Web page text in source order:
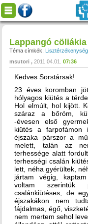
Lappangó cöliákia
Téma címkék: Lisztérzékenység
msutori
2011.04.01. 07:36
Kedves Sorstársak!
23 éves koromban
hólyagos kiütés a
Hol elmúlt, hol kijött.
száraz a bőröm,
-évesen első
kiütés a farpofámon
éjszaka párszor a
melett, talán az
terhessége alatt
terhességi csalán
lett, néha gyérültek,
jártam végig,
voltam szerintük
csalánkiütéses, de
éjszakákon nem
fájdalmas, égő,
nem mertem sehol